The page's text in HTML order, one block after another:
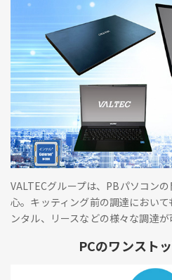
VALTECグループは、PBパソコン
心。キッティング前の調達におい
ンタル、リースなどの様々な調達が
PCのワンスト